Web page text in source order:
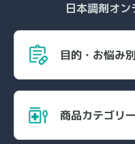
日本調剤オ
目的・お悩み
商品カテゴリ